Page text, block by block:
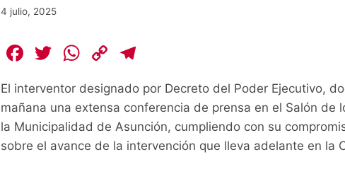
4 julio, 2025
F
c
e
b
T
itt
er
W
at
s
A
C
p
y
Li
e
gr
a
El interventor designado por Decreto del Poder Ejecutivo,
mañana una extensa conferencia de prensa en el Salón
la Municipalidad de Asunción, cumpliendo con su
sobre el avance de la intervención que lleva adelante en la